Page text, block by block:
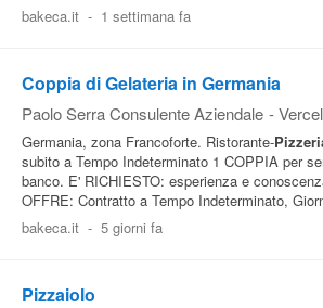
bakeca.it - 1 settimana fa
Coppia di Gelateria in Germania
Paolo Serra Consulente Aziendale -
Germania, zona Francoforte. Ristorante-
subito a Tempo Indeterminato 1 COPPIA per
banco. E' RICHIESTO: esperienza e
OFFRE: Contratto a Tempo Indeterminato,
bakeca.it - 5 giorni fa
Pizzaiolo